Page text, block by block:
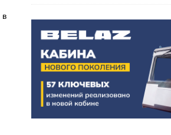
в